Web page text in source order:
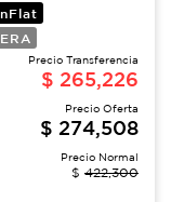
Precio Transferencia
$ 265,226
Precio Oferta
$ 274,508
Precio Normal
$ 422,300